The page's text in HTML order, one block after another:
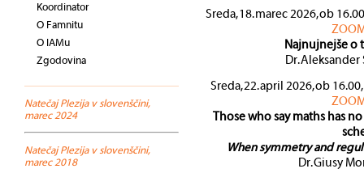
Sreda, 18. marec 2026, ob
Najnujnejše o
Dr. Aleksander
Sreda, 22. april 2026, ob
Those who say maths has
When symmetry and
Dr. Giusy
Koordinator
O Famnitu
O IAMu
Zgodovina
Natečaj PIezija v slovenščini,
marec 2024
Natečaj PIezija v slovenščini,
marec 2018